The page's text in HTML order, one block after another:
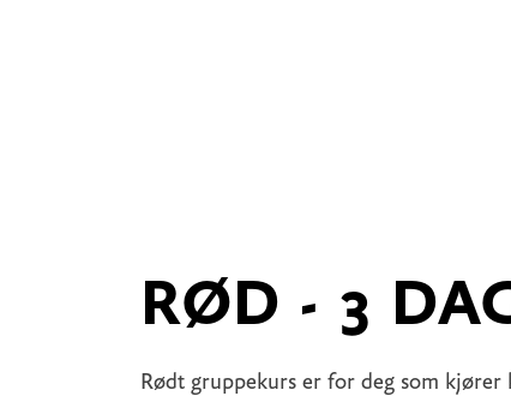
RØD - 3
Rødt gruppekurs er for deg som